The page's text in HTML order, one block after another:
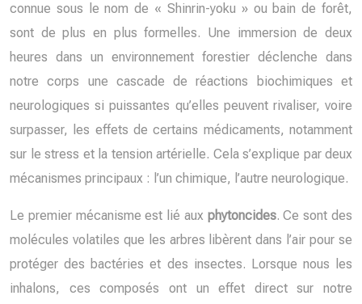
connue sous le nom de « Shinrin-yoku » ou bain de forêt,
sont de plus en plus formelles. Une immersion de deux
heures dans un environnement forestier déclenche dans
notre corps une cascade de réactions biochimiques et
neurologiques si puissantes qu’elles peuvent rivaliser, voire
surpasser, les effets de certains médicaments, notamment
sur le stress et la tension artérielle. Cela s’explique par deux
mécanismes principaux : l’un chimique, l’autre neurologique.
Le premier mécanisme est lié aux phytoncides. Ce sont des
molécules volatiles que les arbres libèrent dans l’air pour se
protéger des bactéries et des insectes. Lorsque nous les
inhalons, ces composés ont un effet direct sur notre